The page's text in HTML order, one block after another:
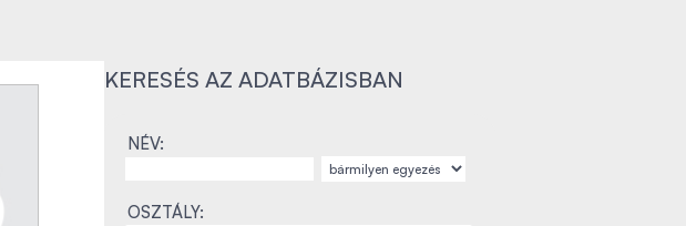
KERESÉS AZ ADATBÁZISBAN
NÉV:
OSZTÁLY: